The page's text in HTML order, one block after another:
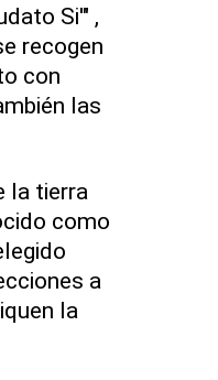
Si'" ,
recogen
con
las
la tierra
como
a
la